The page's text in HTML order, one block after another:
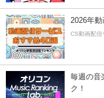
2026年
CS動画配信
毎週の音
ク！